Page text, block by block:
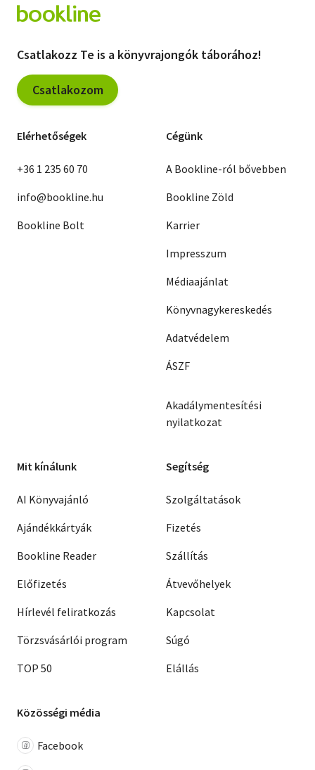
Csatlakozz Te is a könyvrajongók táborához!
Csatlakozom
Elérhetőségek
+36 1 235 60 70
info@bookline.hu
Bookline Bolt
Cégünk
A Bookline-ról bővebben
Bookline Zöld
Karrier
Impresszum
Médiaajánlat
Könyvnagykereskedés
Adatvédelem
ÁSZF
Akadálymentesítési
nyilatkozat
Mit kínálunk
AI Könyvajánló
Ajándékkártyák
Bookline Reader
Előfizetés
Hírlevél feliratkozás
Törzsvásárlói program
TOP 50
Segítség
Szolgáltatások
Fizetés
Szállítás
Átvevőhelyek
Kapcsolat
Súgó
Elállás
Közösségi média
Facebook